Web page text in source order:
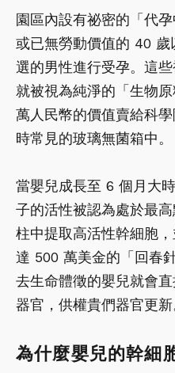
園區內設有祕密的「代
或已無勞動價值的 40
選的男性進行受孕。這
就被視為純淨的「生物
萬人民幣的價值賣給科
時常見的玻璃無菌箱中。
當嬰兒成長至 6 個月大
子的活性被認為處於最
柱中提取高活性幹細胞
達 500 萬美金的「回春
去生命體徵的嬰兒就會
器官，供權貴們器官更新
為什麼嬰兒的幹細